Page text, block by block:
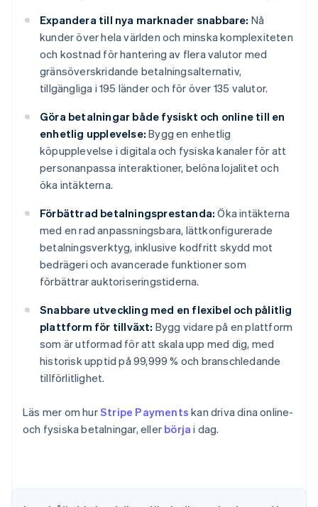
Expandera till nya marknader snabbare: Nå
kunder över hela världen och minska komplexiteten
och kostnad för hantering av flera valutor med
gränsöverskridande betalningsalternativ,
tillgängliga i 195 länder och för över 135 valutor.
Göra betalningar både fysiskt och online till en
enhetlig upplevelse: Bygg en enhetlig
köpupplevelse i digitala och fysiska kanaler för att
personanpassa interaktioner, belöna lojalitet och
öka intäkterna.
Förbättrad betalningsprestanda: Öka intäkterna
med en rad anpassningsbara, lättkonfigurerade
betalningsverktyg, inklusive kodfritt skydd mot
bedrägeri och avancerade funktioner som
förbättrar auktoriseringstiderna.
Snabbare utveckling med en flexibel och pålitlig
plattform för tillväxt: Bygg vidare på en plattform
som är utformad för att skala upp med dig, med
historisk upptid på 99,999 % och branschledande
tillförlitlighet.
Läs mer om hurStripe Payments kan driva dina online-
och fysiska betalningar, eller börja i dag.
Australien
Brasilien